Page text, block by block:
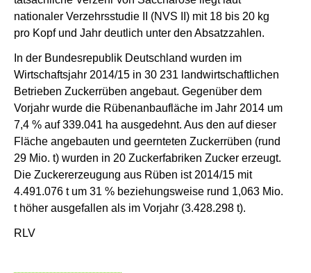
nationaler Verzehrsstudie II (NVS II) mit 18 bis 20 kg
pro Kopf und Jahr deutlich unter den Absatzzahlen.
In der Bundesrepublik Deutschland wurden im
Wirtschaftsjahr 2014/15 in 30 231 landwirtschaftlichen
Betrieben Zuckerrüben angebaut. Gegenüber dem
Vorjahr wurde die Rübenanbaufläche im Jahr 2014 um
7,4 % auf 339.041 ha ausgedehnt. Aus den auf dieser
Fläche angebauten und geernteten Zuckerrüben (rund
29 Mio. t) wurden in 20 Zuckerfabriken Zucker erzeugt.
Die Zuckererzeugung aus Rüben ist 2014/15 mit
4.491.076 t um 31 % beziehungsweise rund 1,063 Mio.
t höher ausgefallen als im Vorjahr (3.428.298 t).
RLV